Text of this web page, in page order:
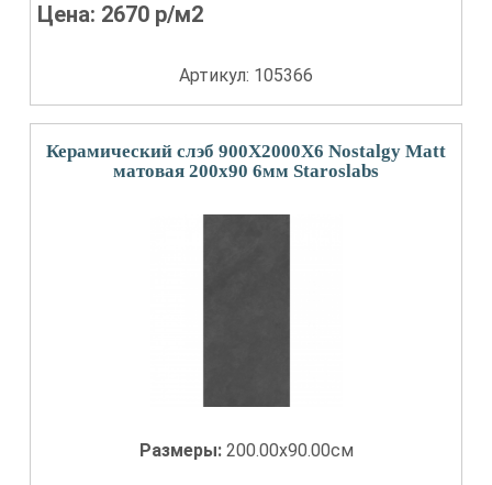
Цена: 2670 р/м2
Артикул: 105366
Керамический слэб 900X2000X6 Nostalgy Matt
матовая 200x90 6мм Staroslabs
Размеры: 200.00x90.00см